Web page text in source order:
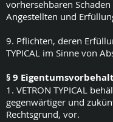
vorhersehbaren
Angestellten und
9. Pflichten, deren
TYPICAL im Sinne von
§ 9 Eigentumsvorbehalt
1. VETRON TYPICAL
gegenwärtiger und
Rechtsgrund, vor.